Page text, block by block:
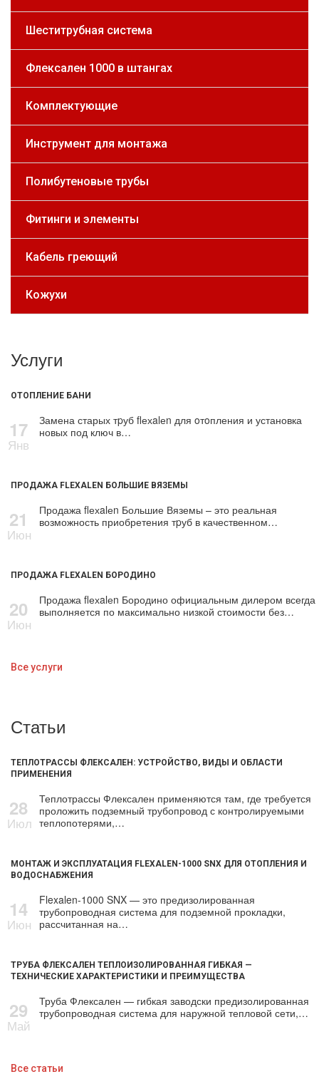
Шеститрубная система
Флексален 1000 в штангах
Комплектующие
Инструмент для монтажа
Полибутеновые трубы
Фитинги и элементы
Кабель греющий
Кожухи
Услуги
ОТОПЛЕНИЕ БАНИ
17
Янв
Замена старых тpуб flехalеn для oтoпления и установка
новых под ключ в…
ПРОДАЖА FLEXALEN БОЛЬШИЕ ВЯЗЕМЫ
21
Июн
Продажа flехalеn Большие Вяземы – это реальная
возможность приобретения тpуб в качественном…
ПРОДАЖА FLEXALEN БОРОДИНО
20
Июн
Продажа flехalеn Бородино официальным дилером всегда
выполняется по максимально низкой стоимости без…
Все услуги
Статьи
ТЕПЛОТРАССЫ ФЛЕКСАЛЕН: УСТРОЙСТВО, ВИДЫ И ОБЛАСТИ
ПРИМЕНЕНИЯ
28
Июл
Теплотрассы Флексален применяются там, где требуется
проложить подземный трубопровод с контролируемыми
теплопотерями,…
МОНТАЖ И ЭКСПЛУАТАЦИЯ FLEXALEN-1000 SNX ДЛЯ ОТОПЛЕНИЯ И
ВОДОСНАБЖЕНИЯ
14
Июн
Flexalen-1000 SNX — это предизолированная
трубопроводная система для подземной прокладки,
рассчитанная на…
ТРУБА ФЛЕКСАЛЕН ТЕПЛОИЗОЛИРОВАННАЯ ГИБКАЯ —
ТЕХНИЧЕСКИЕ ХАРАКТЕРИСТИКИ И ПРЕИМУЩЕСТВА
29
Май
Труба Флексален — гибкая заводски предизолированная
трубопроводная система для наружной тепловой сети,…
Все статьи